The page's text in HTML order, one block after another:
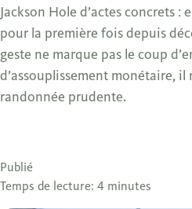
Jackson Hole d’actes concrets
pour la première fois depuis
geste ne marque pas le coup
d’assouplissement monétaire, il
randonnée prudente.
Publié
Temps de lecture: 4 minutes